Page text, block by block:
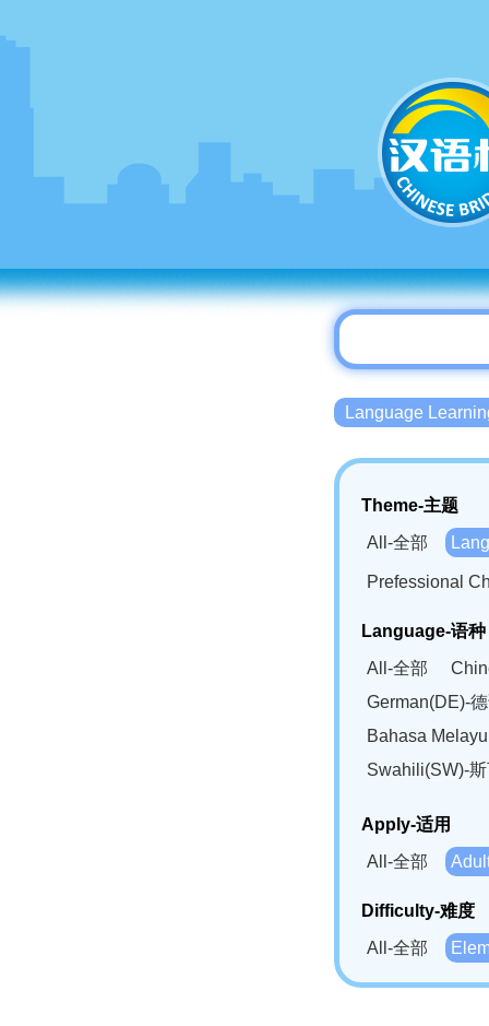
Language
Theme-主题
All-全部
Prefessional
Language-语种
All-全部
German(DE)-
Bahasa
Swahili(SW)-
Apply-适用
All-全部
Difficulty-难度
All-全部